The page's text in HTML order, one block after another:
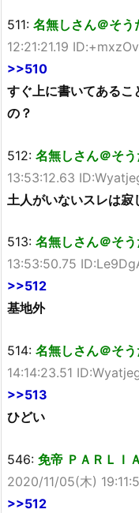
511: 名無しさん＠そう
12:21:21.19
>>510
すぐ上に書いてあるこ
の？
512: 名無しさん＠そ
13:53:12.63
土人がいないスレは寂
513: 名無しさん＠そ
13:53:50.75
>>512
基地外
514: 名無しさん＠そ
14:14:23.51
>>513
ひどい
546: 免帝 ＰＡＲＬＩ
2020/11/05(木)
>>512